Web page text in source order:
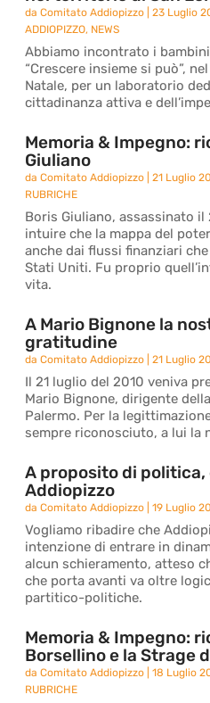
daComitato Addiopizzo |23 Luglio
ADDIOPIZZO, NEWS
Abbiamo incontrato i bambini
“Crescere insieme si può”,
Natale, per un laboratorio
cittadinanza attiva e
Memoria & Impegno:
Giuliano
daComitato Addiopizzo |21 Luglio
RUBRICHE
Boris Giuliano, assassinato il
intuire che la mappa del
anche dai flussi finanziari
Stati Uniti. Fu proprio
vita.
A Mario Bignone la
gratitudine
daComitato Addiopizzo |21 Luglio
Il 21 luglio del 2010 veniva
Mario Bignone, dirigente
Palermo. Per la
sempre riconosciuto, a lui la
A proposito di politica,
Addiopizzo
daComitato Addiopizzo |19 Luglio
Vogliamo ribadire che
intenzione di entrare in
alcun schieramento, atteso
che porta avanti va oltre
partitico-politiche.
Memoria & Impegno:
Borsellino e la Strage
daComitato Addiopizzo |18 Luglio
RUBRICHE